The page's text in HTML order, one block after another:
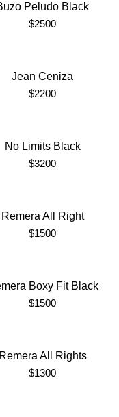
Peludo Black
$2500
Jean Ceniza
$2200
No Limits Black
$3200
Remera All Right
$1500
Boxy Fit Black
$1500
Remera All Rights
$1300